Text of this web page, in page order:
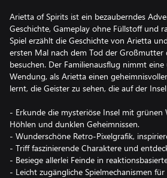
Arietta of Spirits ist ein bezauberndes
Geschichte, Gameplay ohne Füllstoff und
Spiel erzählt die Geschichte von Arietta
ersten Mal nach dem Tod der Großmutter
besuchen. Der Familienausflug nimmt
Wendung, als Arietta einen
lernt, die Geister zu sehen, die auf der
- Erkunde die mysteriöse Insel mit grünen
Höhlen und dunklen Geheimnissen.
- Wunderschöne Retro-Pixelgrafik,
- Triff faszinierende Charaktere und
- Besiege allerlei Feinde in
- Leicht zugängliche Spielmechanismen für